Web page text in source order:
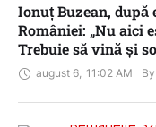
Ionuț Buzean, după
României: „Nu aici
Trebuie să vină și
august 6, 11:02 AM By